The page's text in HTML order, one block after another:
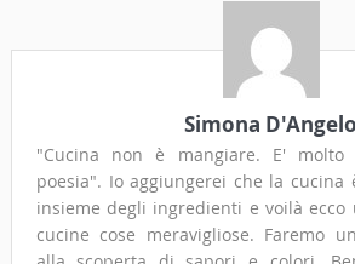
Simona D'Angelo
"Cucina non è mangiare. E'
poesia". Io aggiungerei che la cucina
insieme degli ingredienti e voilà ecco
cucine cose meravigliose. Faremo